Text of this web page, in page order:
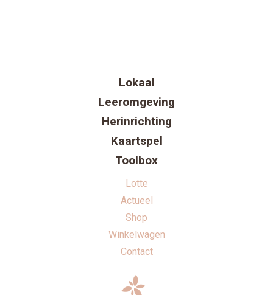
Lokaal
Leeromgeving
Herinrichting
Kaartspel
Toolbox
Lotte
Actueel
Shop
Winkelwagen
Contact